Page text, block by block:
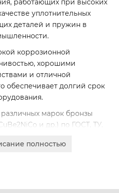
работающих при высоких
уплотнительных
деталей и пружин в
коррозионной
хорошими
и отличной
обеспечивает долгий срок
марок бронзы
и др.) по ГОСТ, ТУ,
подобрать оптимальное
полностью